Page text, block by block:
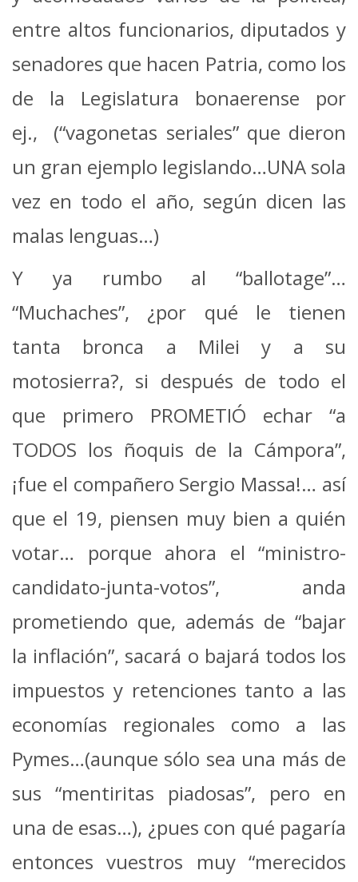
entre altos funcionarios, diputados y
senadores que hacen Patria, como los
de la Legislatura bonaerense por
ej., (“vagonetas seriales” que dieron
un gran ejemplo legislando…UNA sola
vez en todo el año, según dicen las
malas lenguas…)
Y ya rumbo al “ballotage”…
“Muchaches”, ¿por qué le tienen
tanta bronca a Milei y a su
motosierra?, si después de todo el
que primero PROMETIÓ echar “a
TODOS los ñoquis de la Cámpora”,
¡fue el compañero Sergio Massa!… así
que el 19, piensen muy bien a quién
votar… porque ahora el “ministro-
candidato-junta-votos”, anda
prometiendo que, además de “bajar
la inflación”, sacará o bajará todos los
impuestos y retenciones tanto a las
economías regionales como a las
Pymes…(aunque sólo sea una más de
sus “mentiritas piadosas”, pero en
una de esas…), ¿pues con qué pagaría
entonces vuestros muy “merecidos